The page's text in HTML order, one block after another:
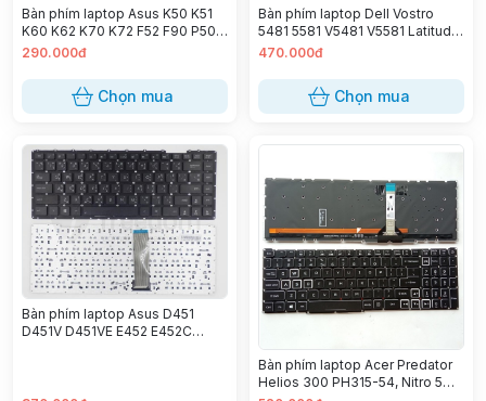
Bàn phím laptop Asus K50 K51
K60 K62 K70 K72 F52 F90 P50
X5 X70
290.000đ
Chọn mua
Bàn phím laptop Dell Vostro
5481 5581 V5481 V5581 Latitude
3400 (LED - Zin)
470.000đ
Chọn mua
Bàn phím laptop Asus D451
D451V D451VE E452 E452C
Bàn phím laptop Acer Predator
Helios 300 PH315-54, Nitro 5